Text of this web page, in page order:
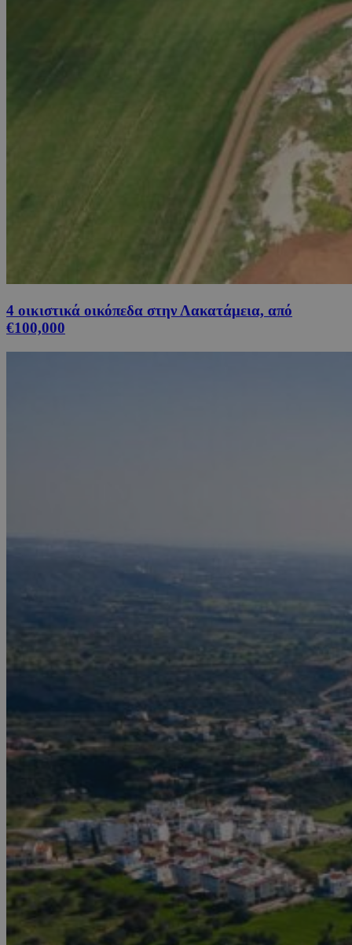
4 οικιστικά οικόπεδα στην Λακατάμεια, από
€100,000